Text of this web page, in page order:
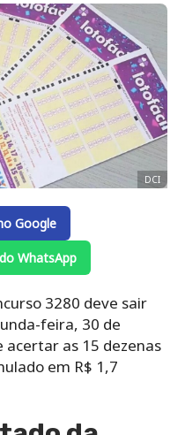
DCI
Google
WhatsApp
3280 deve sair
feira, 30 de
acertar as 15 dezenas
em R$ 1,7